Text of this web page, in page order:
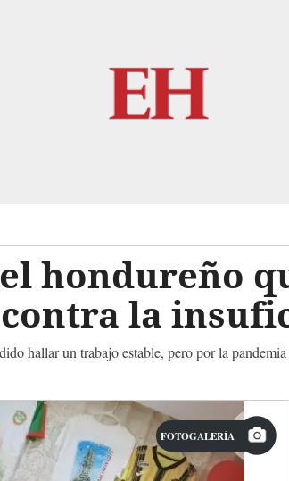
hondureño
la
hallar un trabajo estable, pero por la
FOTOGALERÍA